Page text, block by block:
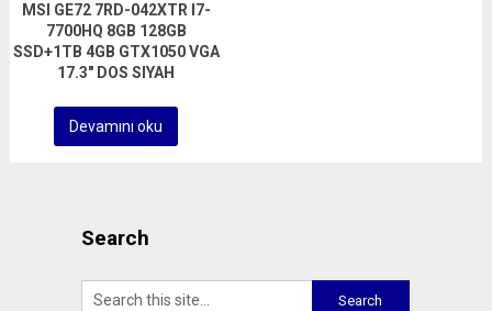
MSI GE72 7RD-042XTR I7-
7700HQ 8GB 128GB
SSD+1TB 4GB GTX1050 VGA
17.3″ DOS SIYAH
Devamını oku
Search